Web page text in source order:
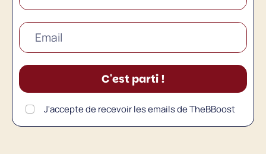
C'est parti !
J'accepte de recevoir les emails de TheBBoost